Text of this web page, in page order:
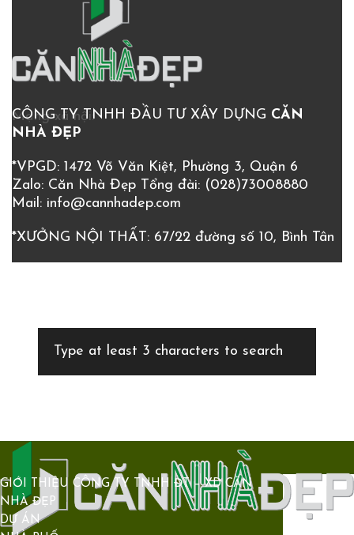
Mạng xã hội:
CÔNG TY TNHH ĐẦU TƯ XÂY DỰNG CĂN
NHÀ ĐẸP
*VPGD: 1472 Võ Văn Kiệt, Phường 3, Quận 6
Zalo: Căn Nhà Đẹp Tổng đài: (028)73008880
Mail: info@cannhadep.com
*XƯỞNG NỘI THẤT: 67/22 đường số 10, Bình Tân
GIỚI THIỆU CÔNG TY TNHH ĐT – XD CĂN
NHÀ ĐẸP
DỰ ÁN